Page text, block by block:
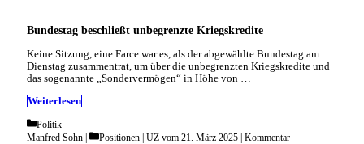
Bundestag beschließt unbegrenzte Kriegskredite
Keine Sitzung, eine Farce war es, als der abgewählte Bundestag am
Dienstag zusammentrat, um über die unbegrenzten Kriegskredite und
das sogenannte „Sondervermögen“ in Höhe von …
Weiterlesen
Categories
Politik
Manfred Sohn Categories
Positionen | UZ vom 21. März 2025 | Kommentar